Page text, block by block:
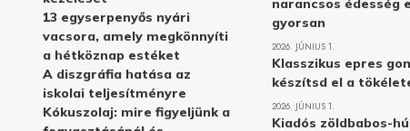
13 egyserpenyős nyári
vacsora, amely megkönnyíti
a hétköznap estéket
A diszgráfia hatása az
iskolai teljesítményre
Kókuszolaj: mire figyeljünk a
narancsos édesség
gyorsan
2026. JÚNIUS 1.
Klasszikus epres
készítsd el a
2026. JÚNIUS 1.
Kiadós zöldbabos-